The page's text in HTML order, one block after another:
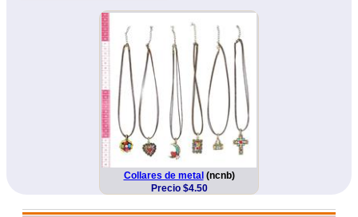
Collares de metal (ncnb)
Precio $4.50